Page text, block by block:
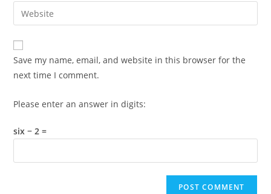
comment
address
comment
Enter
your
website
URL
(optional)
Save my name, email, and website in this browser for the
next time I comment.
Please enter an answer in digits:
six − 2 =